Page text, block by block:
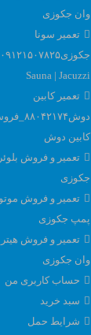
وان جکوزی
تعمیر سونا
Sauna | Jacuzzi
تعمیر کابین
کابین دوش
تعمیر و فروش بلوئر
جکوزی
تعمیر و فروش
پمپ جکوزی
تعمیر و فروش هیتر
وان جکوزی
حساب کاربری من
سبد خرید
شرایط حمل